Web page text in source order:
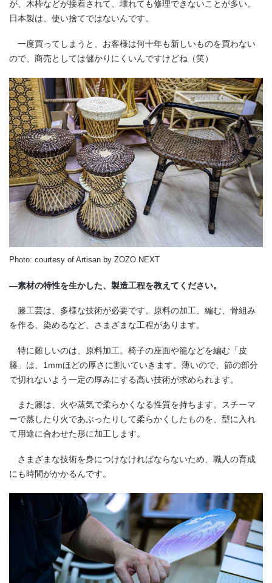
が、木枠などが接着されて、壊れても修理できないことが多い。
日本製は、使い捨てではないんです。
一度買ってしまうと、お客様は何十年も新しいものを買わない
ので、商売としては儲かりにくいんですけどね（笑）
Photo: courtesy of Artisan by ZOZO NEXT
―素材の特性を生かした、製造工程を教えてください。
籐工芸は、多様な技術が必要です。原料の加工、編む、骨組み
を作る、染めるなど、さまざまな工程があります。
特に難しいのは、原料加工。椅子の座面や籠などを編む「皮
籐」は、1mmほどの厚さに割いていきます。薄いので、節の部分
で切れないよう一定の厚みにする高い技術が求められます。
また籐は、火や蒸気で柔らかくなる性質を持ちます。スチーマ
ーで蒸したり火であぶったりして柔らかくしたものを、型に入れ
て用途に合わせた形に加工します。
さまざまな技術を身につけなければならないため、職人の育成
にも時間がかかるんです。